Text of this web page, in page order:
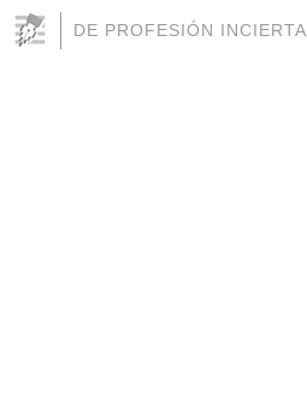
DE PROFESIÓN INCIERTA